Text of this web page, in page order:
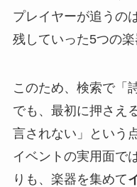
プレイヤーが追うの
残していった5つの楽
このため、検索で「
でも、最初に押さえ
言されない」という
イベントの実用面で
りも、楽器を集めて